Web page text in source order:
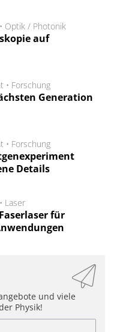
• Optik / Photonik
auf
• Forschung
Generation
• Forschung
Details
• Laser
für
und viele
Physik!